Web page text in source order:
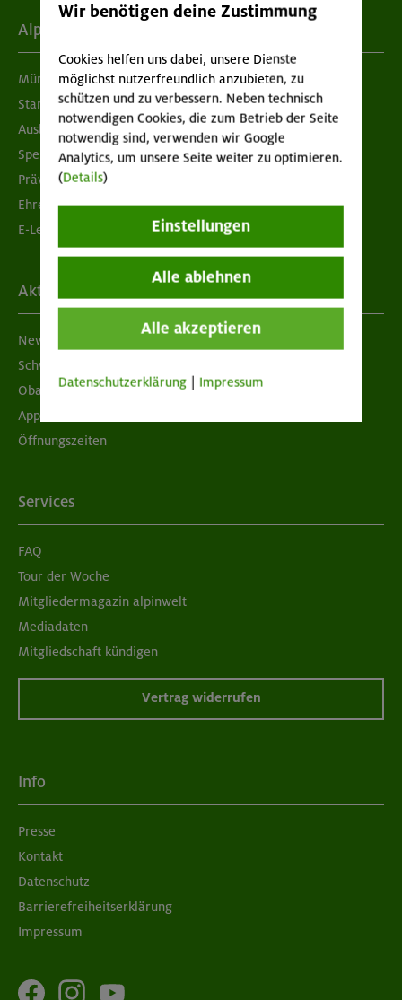
Alpenverein
München & Oberland
Standorte
Ausbildung & Jobs
Spenden
Prävention sexualisierter Gewalt
Ehrenamtsbörse
E-Learning
Aktuelles
Newsletter
Schwarzes Brett
Obacht geben!
App "Mein DAV+"
Öffnungszeiten
Services
FAQ
Tour der Woche
Mitgliedermagazin alpinwelt
Mediadaten
Mitgliedschaft kündigen
Vertrag widerrufen
Info
Presse
Kontakt
Datenschutz
Barrierefreiheitserklärung
Impressum
Wir benötigen deine Zustimmung
Cookies helfen uns dabei, unsere Dienste
möglichst nutzerfreundlich anzubieten, zu
schützen und zu verbessern. Neben technisch
notwendigen Cookies, die zum Betrieb der Seite
notwendig sind, verwenden wir Google
Analytics, um unsere Seite weiter zu optimieren.
(Details)
Einstellungen
Alle ablehnen
Alle akzeptieren
Datenschutzerklärung Impressum